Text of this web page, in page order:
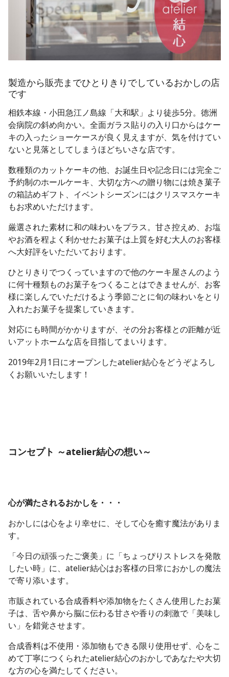
製造から販売までひとりきりでしているおかしの店
です
相鉄本線・小田急江ノ島線「大和駅」より徒歩5分。徳洲
会病院の斜め向かい。全面ガラス貼りの入り口からはケー
キの入ったショーケースが良く見えますが、気を付けてい
ないと見落としてしまうほどちいさな店です。
数種類のカットケーキの他、お誕生日や記念日には完全ご
予約制のホールケーキ、大切な方への贈り物には焼き菓子
の箱詰めギフト、イベントシーズンにはクリスマスケーキ
もお求めいただけます。
厳選された素材に和の味わいをプラス。甘さ控えめ、お塩
やお酒を程よく利かせたお菓子は上質を好む大人のお客様
へ大好評をいただいております。
ひとりきりでつくっていますので他のケーキ屋さんのよう
に何十種類ものお菓子をつくることはできませんが、お客
様に楽しんでいただけるよう季節ごとに旬の味わいをとり
入れたお菓子を提案していきます。
対応にも時間がかかりますが、その分お客様との距離が近
いアットホームな店を目指してまいります。
2019年2月1日にオープンしたatelier結心をどうぞよろし
くお願いいたします！
コンセプト ～atelier結心の想い～
心が満たされるおかしを・・・
おかしには心をより幸せに、そして心を癒す魔法がありま
す。
「今日の頑張ったご褒美」に「ちょっぴりストレスを発散
したい時」に、atelier結心はお客様の日常におかしの魔法
で寄り添います。
市販されている合成香料や添加物をたくさん使用したお菓
子は、舌や鼻から脳に伝わる甘さや香りの刺激で「美味し
い」を錯覚させます。
合成香料は不使用・添加物もできる限り使用せず、心をこ
めて丁寧につくられたatelier結心のおかしであなたや大切
な方の心を満たしてください。